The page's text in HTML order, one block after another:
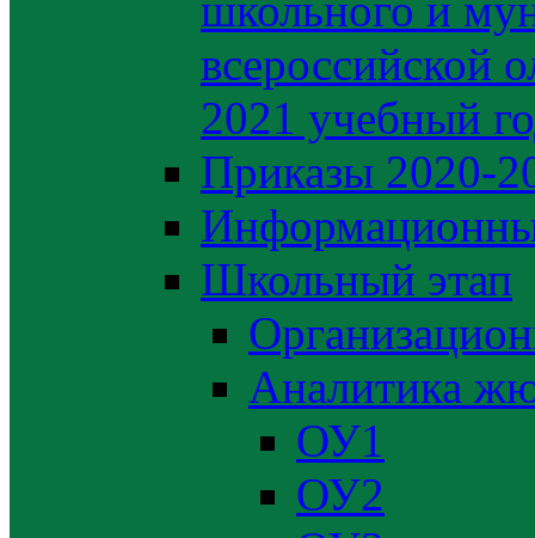
всероссийской
2021 учебный
Приказы 2020-
Школьный этап
Аналитика
ОУ1
ОУ2